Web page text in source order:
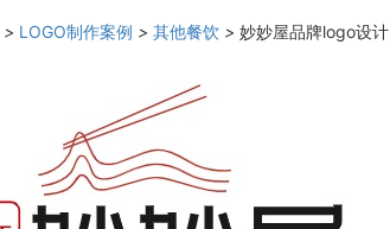
> LOGO制作案例 > 其他餐饮 > 妙妙屋品牌logo设计